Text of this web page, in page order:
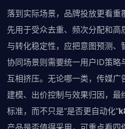
落到实际场景，品牌投放更看
先用于受众去重、频次分配和
与转化稳定性，应把意图预测
协同场景则需要统一用户ID策
互相挤压。无论哪一类，传媒
建模、出价控制与效果归因，最
标准，而不只是“是否更自动化”
产品是否值得采用，可重点看四